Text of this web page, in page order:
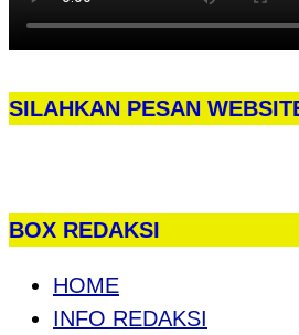
SILAHKAN PESAN
BOX REDAKSI
HOME
INFO REDAKSI